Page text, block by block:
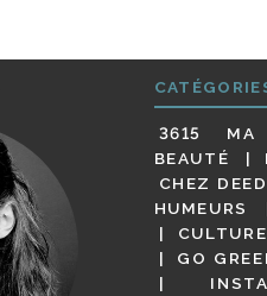
3615 MA
BEAUTÉ
CHEZ
HUMEURS
GO